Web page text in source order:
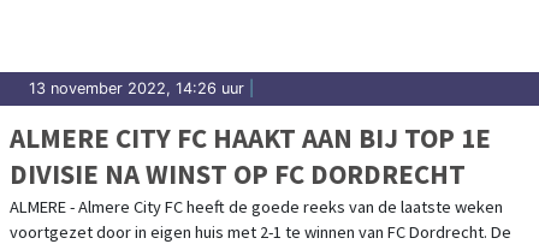
13 november 2022, 14:26 uur
ALMERE CITY FC HAAKT AAN BIJ TOP 1E
DIVISIE NA WINST OP FC DORDRECHT
ALMERE - Almere City FC heeft de goede reeks van de laatste weken
voortgezet door in eigen huis met 2-1 te winnen van FC Dordrecht. De